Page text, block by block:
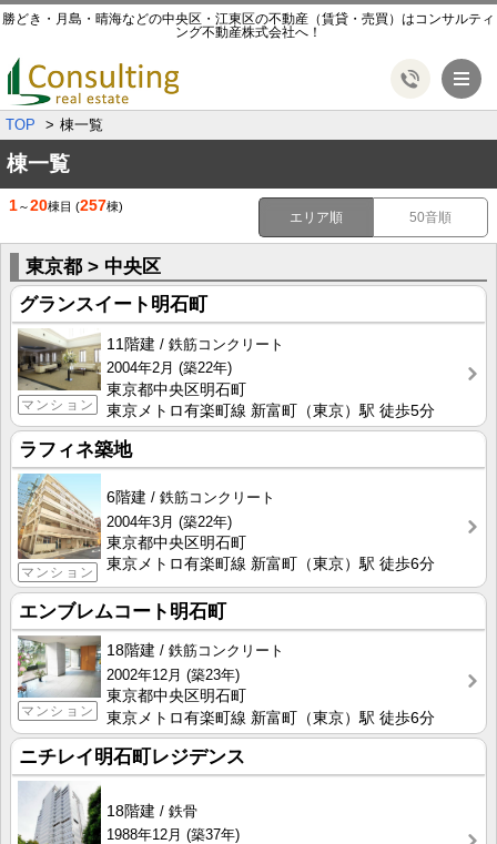
勝どき・月島・晴海などの中央区・江東区の不動産（賃貸・売買）はコンサルティ
ング不動産株式会社へ！
TOP 棟一覧
棟一覧
1～20棟目 (257棟)
エリア順 50音順
東京都 > 中央区
グランスイート明石町
マンション
11階建
鉄筋コンクリート
2004年2月 (築22年)
東京都中央区明石町
東京メトロ有楽町線 新富町（東京）駅 徒歩5分
ラフィネ築地
マンション
6階建
鉄筋コンクリート
2004年3月 (築22年)
東京都中央区明石町
東京メトロ有楽町線 新富町（東京）駅 徒歩6分
エンブレムコート明石町
マンション
18階建
鉄筋コンクリート
2002年12月 (築23年)
東京都中央区明石町
東京メトロ有楽町線 新富町（東京）駅 徒歩6分
ニチレイ明石町レジデンス
18階建
鉄骨
1988年12月 (築37年)